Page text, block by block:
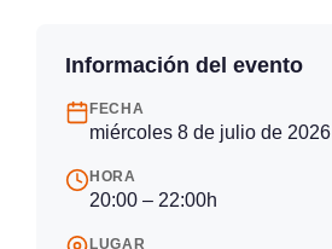
Información del evento
FECHA
miércoles 8 de julio de 2026
HORA
20:00 – 22:00h
LUGAR